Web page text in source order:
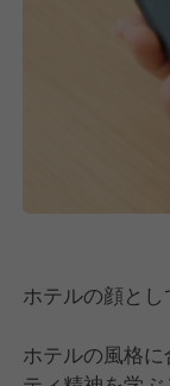
ホテルの顔とし
ホテルの風格